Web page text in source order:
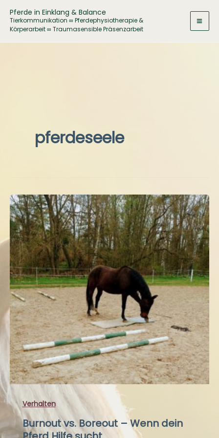
Zum
Inhalt
springen
Pferde in Einklang & Balance
Tierkommunikation ∞ Pferdephysiotherapie &
Körperarbeit ∞ Traumasensible Präsenzarbeit
pferdeseele
Verhalten
Burnout vs. Boreout – Wenn dein